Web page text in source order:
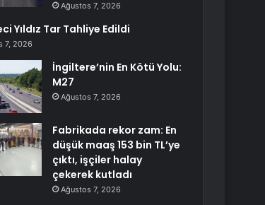
Ağustos 7, 2026
Yıldız Tar Tahliye Edildi
7, 2026
İngiltere’nin En Kötü Yolu:
M27
Ağustos 7, 2026
Fabrikada rekor zam: En
düşük maaş 153 bin TL’ye
çıktı, işçiler halay
çekerek kutladı
Ağustos 7, 2026